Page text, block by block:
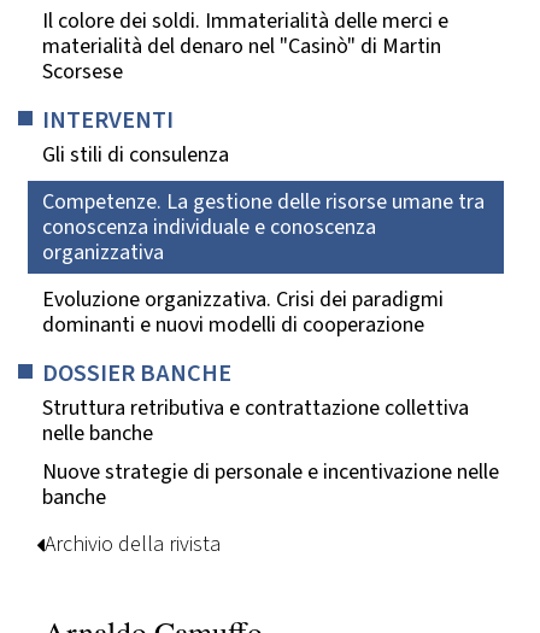
Il colore dei soldi. Immaterialità delle merci e
materialità del denaro nel "Casinò" di Martin
Scorsese
INTERVENTI
Gli stili di consulenza
Competenze. La gestione delle risorse umane tra
conoscenza individuale e conoscenza
organizzativa
Evoluzione organizzativa. Crisi dei paradigmi
dominanti e nuovi modelli di cooperazione
DOSSIER BANCHE
Struttura retributiva e contrattazione collettiva
nelle banche
Nuove strategie di personale e incentivazione nelle
banche
Archivio della rivista